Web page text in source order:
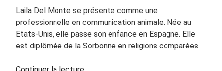
sommeil »
de
Mohammed
al-
Laila Del Monte se présente comme une
professionnelle en communication animale. Née au
Etats-Unis, elle passe son enfance en Espagne. Elle
est diplômée de la Sorbonne en religions comparées.
de